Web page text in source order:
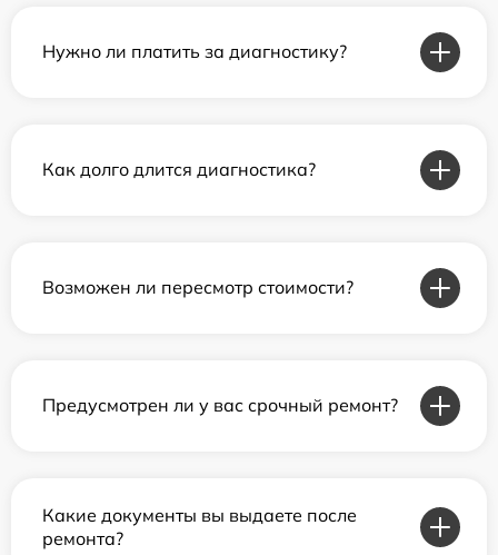
Нужно ли платить за диагностику?
Как долго длится диагностика?
Возможен ли пересмотр стоимости?
Предусмотрен ли у вас срочный ремонт?
Какие документы вы выдаете после
ремонта?